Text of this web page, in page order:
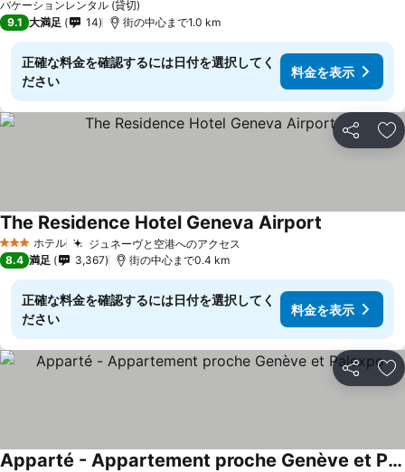
バケーションレンタル (貸切)
9.1 大満足 14 街の中心まで1.0 km
正確な料金を確認するには日付を選択してく
ださい
料金を表示
シェア お
3 ホテルのランク
ホテル ジュネーヴと空港へのアクセス
The Residence Hotel Geneva Airport
8.4 満足 3,367 街の中心まで0.4 km
正確な料金を確認するには日付を選択してく
ださい
料金を表示
シェア お
Apparté - Appartement proche Genève et Palexpo